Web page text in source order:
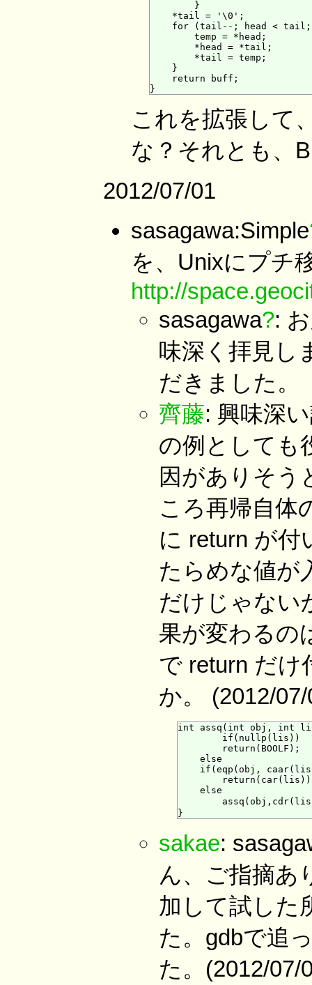
        }
    *tail = '\0';
for (tail--; head <
        temp = *head;
        *head = *tail;
        *tail = temp;
    }
    return buff;
これを拡張して
な？それとも、
2012/07/01
sasagawa:Simple
を、Unixにプチ
http://
sasagawa?:
味深く拝見し
だきました。
齊藤: 興味深
の例としても
因がありそう
ころ再帰自体
に return が
たらめな値が
だけじゃない
果が変わるの
で return だ
か。 (2012/
int assq(int obj, int
        if(nullp(lis))
        return(BOOLF);
    else
if(eqp(obj,
    else
sakae:
ん、ご指摘あ
加して試した
た。gdbで追
た。(2012/07/